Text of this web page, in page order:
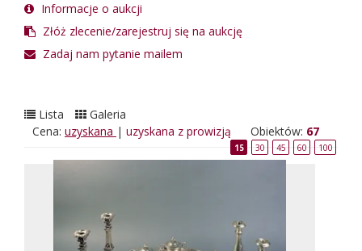
Informacje o aukcji
Złóż zlecenie/zarejestruj się na aukcję
Zadaj nam pytanie mailem
Lista
Galeria
Cena: uzyskana | uzyskana z prowizją Obiektów: 67
15 30 45 60 100